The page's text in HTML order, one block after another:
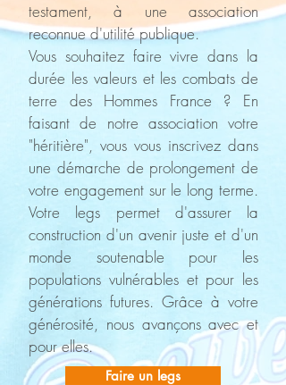
testament, à une association
reconnue d'utilité publique.
Vous souhaitez faire vivre dans la
durée les valeurs et les combats de
terre des Hommes France ? En
faisant de notre association votre
"héritière", vous vous inscrivez dans
une démarche de prolongement de
votre engagement sur le long terme.
Votre legs permet d'assurer la
construction d'un avenir juste et d'un
monde soutenable pour les
populations vulnérables et pour les
générations futures. Grâce à votre
générosité, nous avançons avec et
pour elles.
Faire un legs